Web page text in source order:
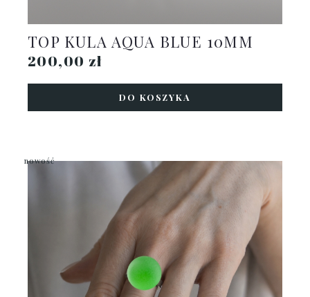
TOP KULA AQUA BLUE 10MM
200,00 zł
DO KOSZYKA
nowość